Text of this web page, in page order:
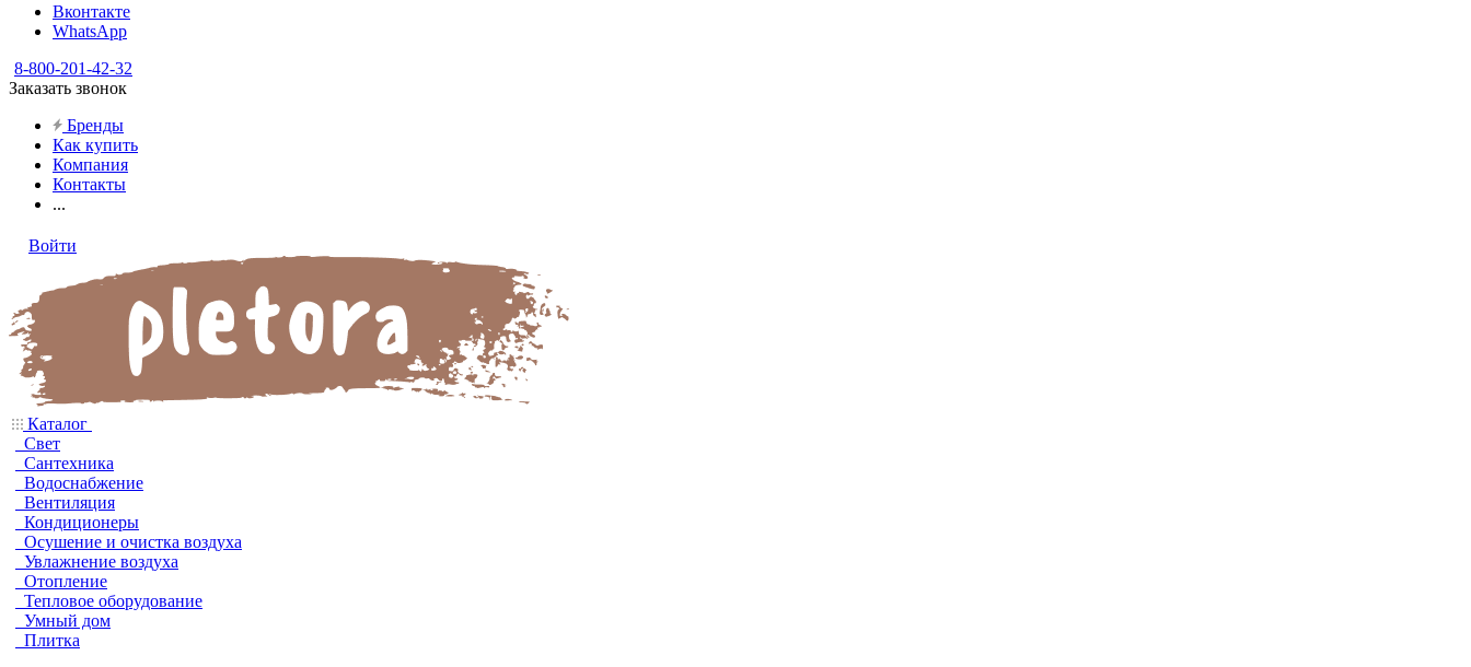
Вконтакте
WhatsApp
8-800-201-42-32
Заказать звонок
Бренды
Как купить
Компания
Контакты
...
Войти
Каталог
Свет
Сантехника
Водоснабжение
Вентиляция
Кондиционеры
Осушение и очистка воздуха
Увлажнение воздуха
Отопление
Тепловое оборудование
Умный дом
Плитка